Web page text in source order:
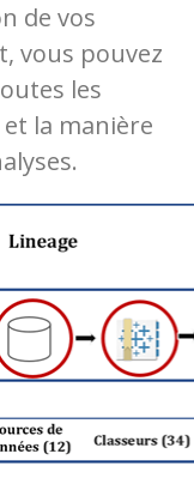
de vos
vous pouvez
les
la manière